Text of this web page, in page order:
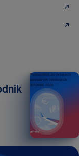
Przewodnik po prawach
pasażerów lotniczych
WYDANIE 2026